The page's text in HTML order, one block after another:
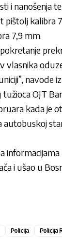
i nanošenja
kalibra
7,9 mm.
vlasnika
navode iz
OJT
kada je
autobuskoj
i ušao u
Policija Policija